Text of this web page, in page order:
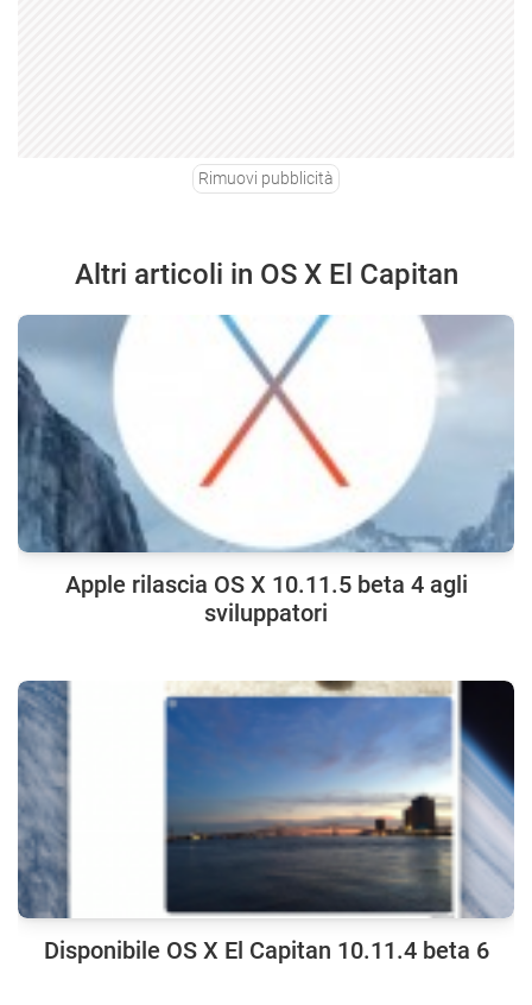
Rimuovi pubblicità
Altri articoli in OS X El Capitan
Apple rilascia OS X 10.11.5 beta 4 agli
sviluppatori
Disponibile OS X El Capitan 10.11.4 beta 6